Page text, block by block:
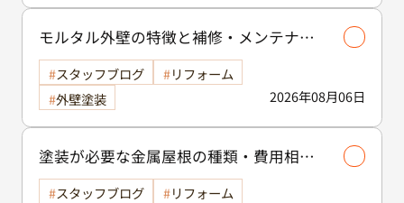
モルタル外壁の特徴と補修・メンテナン
ス方法を徹底解説！/外壁塗装
2026年08月06日
スタッフブログ
リフォーム
外壁塗装
塗装が必要な金属屋根の種類・費用相場
等解説いたします🖊️
スタッフブログ
リフォーム